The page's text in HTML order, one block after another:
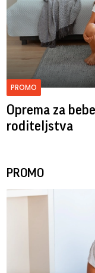
PROMO
Oprema za
roditeljstva
PROMO